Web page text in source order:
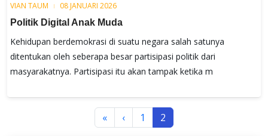
VIAN TAUM
08 JANUARI 2026
Politik Digital Anak Muda
Kehidupan berdemokrasi di suatu negara salah satunya
ditentukan oleh seberapa besar partisipasi politik dari
masyarakatnya. Partisipasi itu akan tampak ketika m
« ‹ 1 2